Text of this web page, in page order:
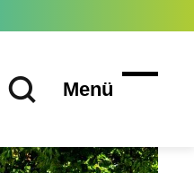
Menü